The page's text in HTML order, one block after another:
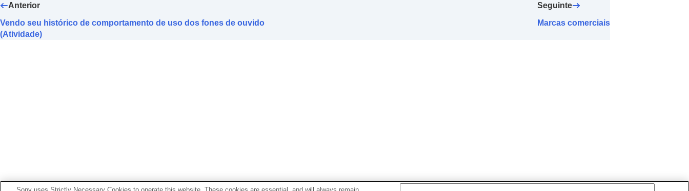
Anterior
Vendo seu histórico de comportamento de uso dos fones de ouvido
(Atividade)
Seguinte
Marcas comerciais